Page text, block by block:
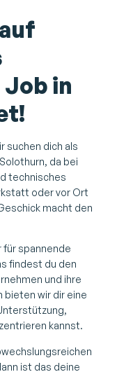
in
suchen dich als
da bei
technisches
oder vor Ort
macht den
für spannende
findest du den
und ihre
bieten wir dir eine
kannst.
ist das deine